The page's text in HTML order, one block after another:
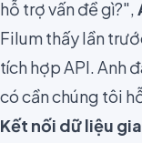
hỗ trợ vấn đề gì?",
Filum thấy lần
tích hợp API. Anh
có cần chúng tôi
Kết nối dữ liệu